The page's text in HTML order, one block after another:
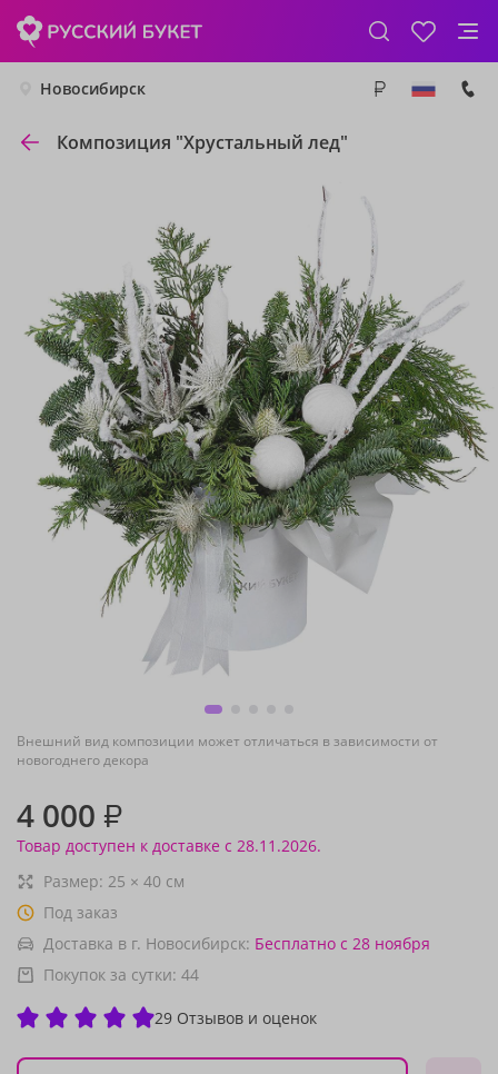
Новосибирск
Композиция "Хрустальный лед"
Внешний вид композиции может отличаться в зависимости от
новогоднего декора
4 000 ₽
Товар доступен к доставке с 28.11.2026.
Размер: 25 × 40 см
Под заказ
Доставка в г. Новосибирск: Бесплатно с 28 ноября
Покупок за сутки: 44
29 Отзывов и оценок